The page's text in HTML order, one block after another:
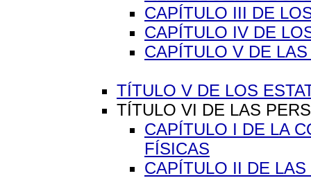
CAPÍTULO III DE
CAPÍTULO IV DE
CAPÍTULO V DE
TÍTULO V DE LOS
TÍTULO VI DE LAS
CAPÍTULO I DE LA
FÍSICAS
CAPÍTULO II DE